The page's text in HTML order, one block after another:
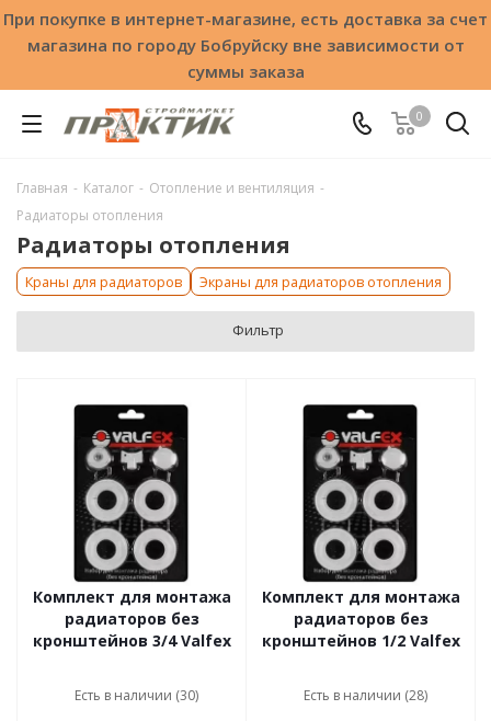
При покупке в интернет-магазине, есть доставка за счет
магазина по городу Бобруйску вне зависимости от
суммы заказа
0
Главная - Каталог - Отопление и вентиляция -
Радиаторы отопления
Радиаторы отопления
Краны для радиаторов Экраны для радиаторов отопления
Фильтр
Комплект для монтажа
радиаторов без
кронштейнов 3/4 Valfex
Есть в наличии (30)
Комплект для монтажа
радиаторов без
кронштейнов 1/2 Valfex
Есть в наличии (28)